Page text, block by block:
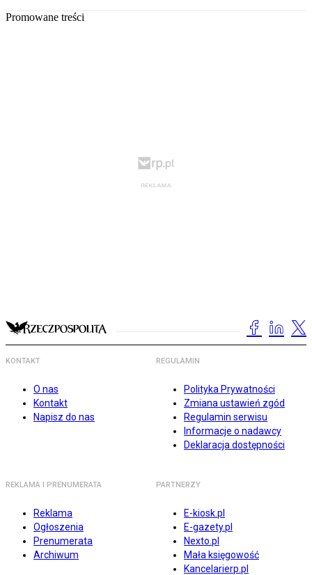
Promowane treści
KONTAKT
O nas
Kontakt
Napisz do nas
REGULAMIN
Polityka Prywatności
Zmiana ustawień zgód
Regulamin serwisu
Informacje o nadawcy
Deklaracja dostępności
REKLAMA I PRENUMERATA
Reklama
Ogłoszenia
Prenumerata
Archiwum
PARTNERZY
E-kiosk.pl
E-gazety.pl
Nexto.pl
Mała księgowość
Kancelarierp.pl